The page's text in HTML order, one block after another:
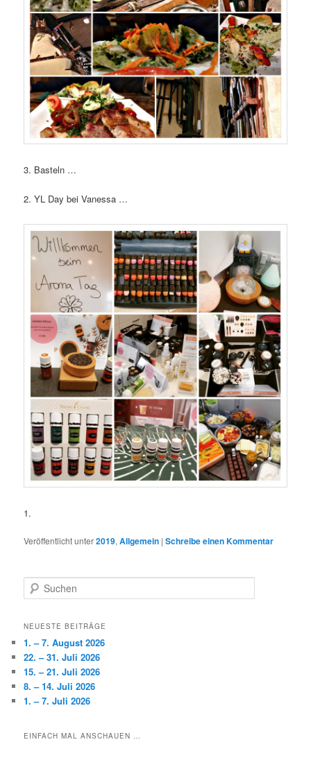
3. Basteln …
2. YL Day bei Vanessa …
1.
Veröffentlicht unter2019,Allgemein |Schreibe einen Kommentar
u
h
n
NEUESTE BEITRÄGE
1. – 7. August 2026
22. – 31. Juli 2026
15. – 21. Juli 2026
8. – 14. Juli 2026
1. – 7. Juli 2026
EINFACH MAL ANSCHAUEN …